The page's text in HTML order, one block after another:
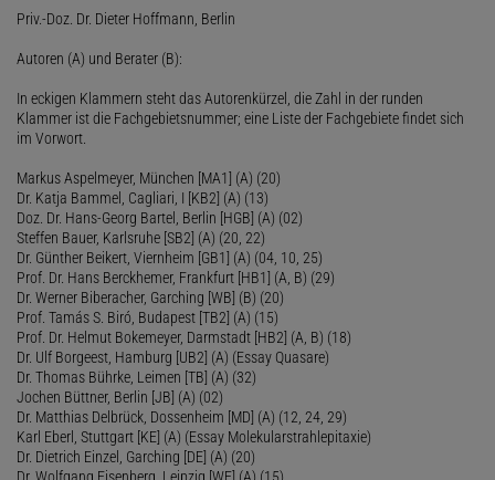
Priv.-Doz. Dr. Dieter Hoffmann, Berlin
Autoren (A) und Berater (B):
In eckigen Klammern steht das Autorenkürzel, die Zahl in der runden
Klammer ist die Fachgebietsnummer; eine Liste der Fachgebiete findet sich
im Vorwort.
Markus Aspelmeyer, München [MA1] (A) (20)
Dr. Katja Bammel, Cagliari, I [KB2] (A) (13)
Doz. Dr. Hans-Georg Bartel, Berlin [HGB] (A) (02)
Steffen Bauer, Karlsruhe [SB2] (A) (20, 22)
Dr. Günther Beikert, Viernheim [GB1] (A) (04, 10, 25)
Prof. Dr. Hans Berckhemer, Frankfurt [HB1] (A, B) (29)
Dr. Werner Biberacher, Garching [WB] (B) (20)
Prof. Tamás S. Biró, Budapest [TB2] (A) (15)
Prof. Dr. Helmut Bokemeyer, Darmstadt [HB2] (A, B) (18)
Dr. Ulf Borgeest, Hamburg [UB2] (A) (Essay Quasare)
Dr. Thomas Bührke, Leimen [TB] (A) (32)
Jochen Büttner, Berlin [JB] (A) (02)
Dr. Matthias Delbrück, Dossenheim [MD] (A) (12, 24, 29)
Karl Eberl, Stuttgart [KE] (A) (Essay Molekularstrahlepitaxie)
Dr. Dietrich Einzel, Garching [DE] (A) (20)
Dr. Wolfgang Eisenberg, Leipzig [WE] (A) (15)